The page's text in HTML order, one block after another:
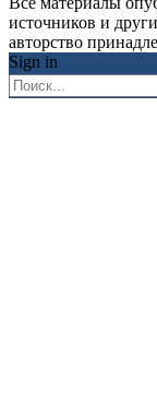
источников и
авторство
Sign in